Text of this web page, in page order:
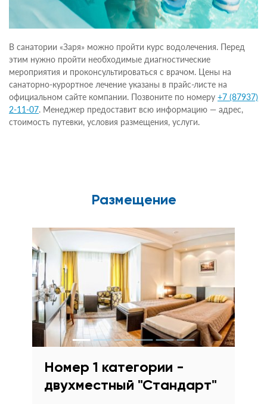
В санатории «Заря» можно пройти курс водолечения. Перед
этим нужно пройти необходимые диагностические
мероприятия и проконсультироваться с врачом. Цены на
санаторно-курортное лечение указаны в прайс-листе на
официальном сайте компании. Позвоните по номеру +7 (87937)
2-11-07. Менеджер предоставит всю информацию — адрес,
стоимость путевки, условия размещения, услуги.
Размещение
Номер 1 категории -
двухместный "Стандарт"